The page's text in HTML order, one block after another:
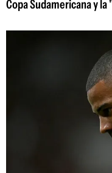
Copa Sudamericana y